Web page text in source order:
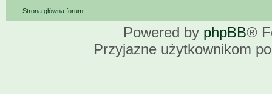
Strona główna forum
Powered by phpBB®
Przyjazne użytkownikom